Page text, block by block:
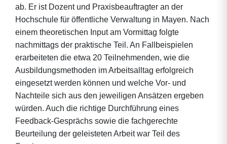
ab. Er ist Dozent und Praxisbeauftragter an der
Hochschule für öffentliche Verwaltung in Mayen. Nach
einem theoretischen Input am Vormittag folgte
nachmittags der praktische Teil. An Fallbeispielen
erarbeiteten die etwa 20 Teilnehmenden, wie die
Ausbildungsmethoden im Arbeitsalltag erfolgreich
eingesetzt werden können und welche Vor- und
Nachteile sich aus den jeweiligen Ansätzen ergeben
würden. Auch die richtige Durchführung eines
Feedback-Gesprächs sowie die fachgerechte
Beurteilung der geleisteten Arbeit war Teil des